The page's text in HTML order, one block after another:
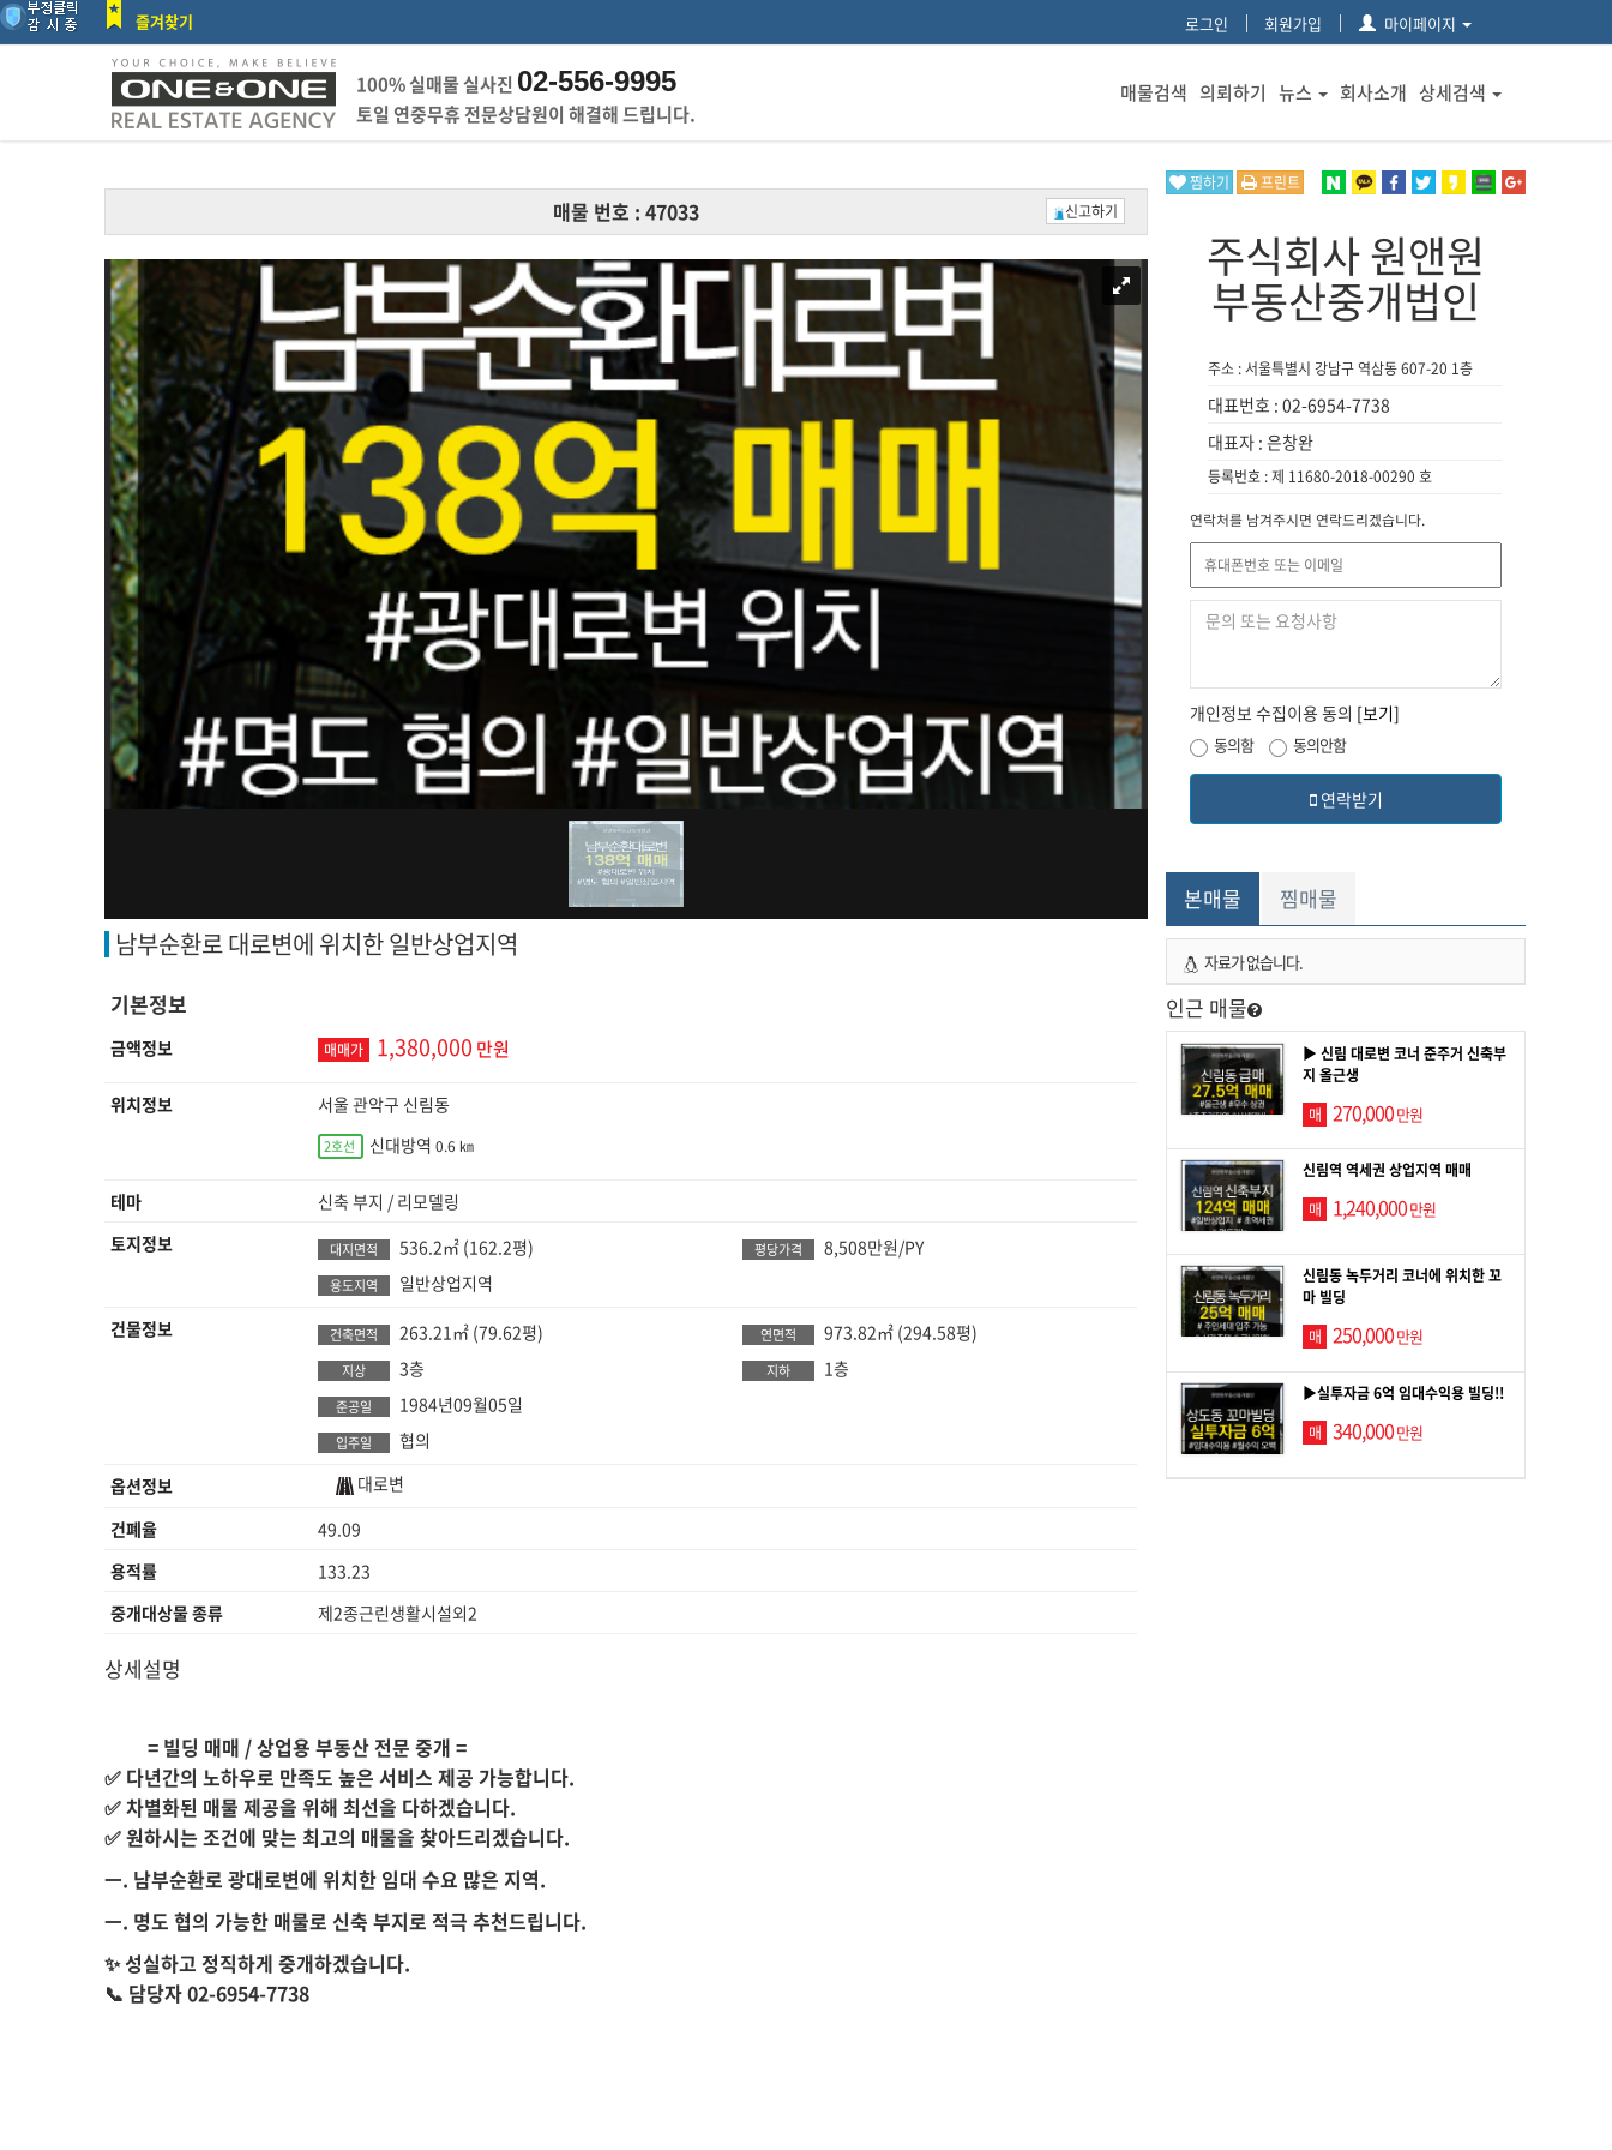
즐겨찾기 로그인 회원가입 마이페이지
100% 실매물 실사진 02-556-9995
토일 연중무휴 전문상담원이 해결해 드립니다.
매물검색 의뢰하기 뉴스 회사소개 상세검색
신고하기
매물 번호 : 47033
남부순환로 대로변에 위치한 일반상업지역
기본정보
금액정보 매매가 1,380,000 만원
위치정보 서울 관악구 신림동
2호선 신대방역 0.6 ㎞
테마
신축 부지 / 리모델링
토지정보
대지면적 536.2㎡ (162.2평) 평당가격 8,508만원/PY
용도지역
일반상업지역
건물정보
건축면적 263.21㎡ (79.62평) 연면적 973.82㎡ (294.58평)
지상 3층 지하 1층
준공일 1984년09월05일
입주일
협의
옵션정보
대로변
건폐율
49.09
용적률
133.23
중개대상물 종류
제2종근린생활시설외2
상세설명
= 빌딩 매매 / 상업용 부동산 전문 중개 =
✅ 다년간의 노하우로 만족도 높은 서비스 제공 가능합니다.
✅ 차별화된 매물 제공을 위해 최선을 다하겠습니다.
✅ 원하시는 조건에 맞는 최고의 매물을 찾아드리겠습니다.
ㅡ. 남부순환로 광대로변에 위치한 임대 수요 많은 지역.
ㅡ. 명도 협의 가능한 매물로 신축 부지로 적극 추천드립니다.
✨ 성실하고 정직하게 중개하겠습니다.
📞 담당자 02-6954-7738
찜하기 프린트
주식회사 원앤원
부동산중개법인
주소 : 서울특별시 강남구 역삼동 607-20 1층
대표번호 : 02-6954-7738
대표자 : 은창완
등록번호 : 제 11680-2018-00290 호
연락처를 남겨주시면 연락드리겠습니다.
개인정보 수집이용 동의 [보기]
동의함 동의안함
연락받기
본매물 찜매물
자료가 없습니다.
인근 매물
▶ 신림 대로변 코너 준주거 신축부
지 올근생
매 270,000만원
신림역 역세권 상업지역 매매
매
1,240,000만원
신림동 녹두거리 코너에 위치한 꼬
마 빌딩
매 250,000만원
▶실투자금 6억 임대수익용 빌딩!!
매 340,000만원